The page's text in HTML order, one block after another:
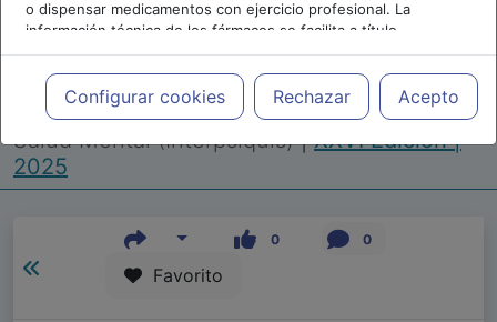
o dispensar medicamentos con ejercicio profesional. La
información técnica de los fármacos se facilita a título
meramente informativo, siendo responsabilidad de los
profesionales facultados prescribir medicamentos y decidir, en
cada caso concreto, el tratamiento más adecuado a las
necesidades del paciente.
Configurar cookies Rechazar Acepto
Repositorio de Artículos |Congreso Virtual
Internacional de Psiquiatría, Psicología y
Salud Mental (Interpsiquis)|XXVI Edición |
2025
0 0
Favorito